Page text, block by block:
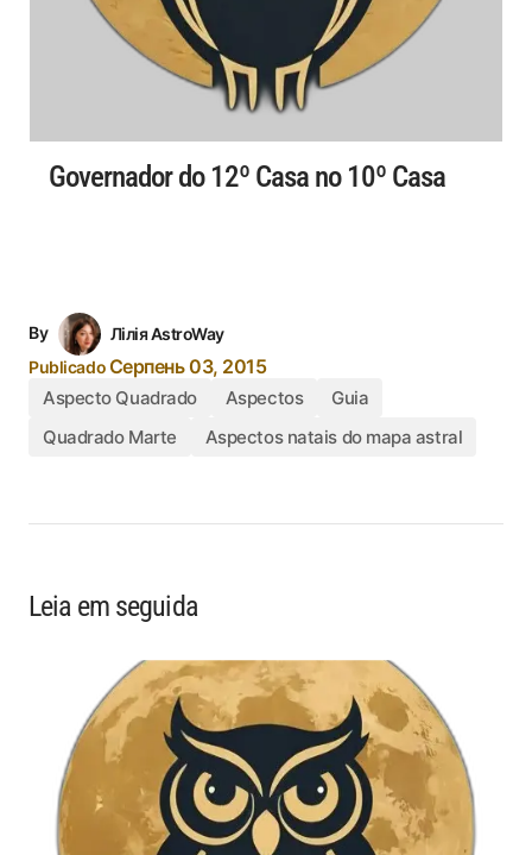
Governador do 12º Casa no 10º Casa
By
Лілія AstroWay
PublicadoСерпень 03, 2015
Aspecto Quadrado Aspectos
Guia
Quadrado Marte
Aspectos natais do mapa astral
Leia em seguida